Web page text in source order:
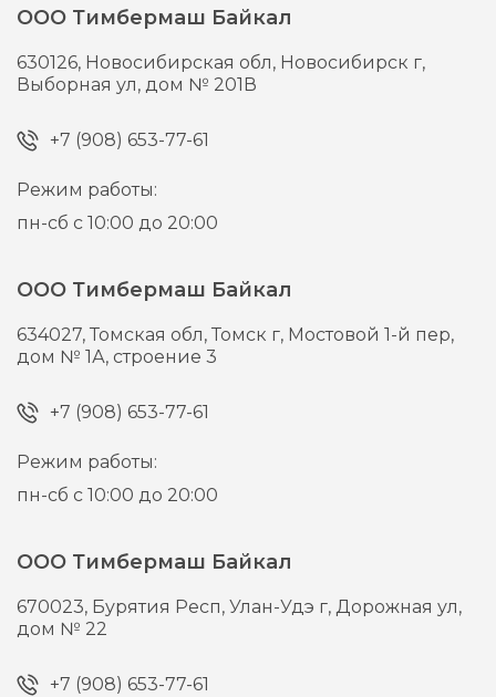
ООО Тимбермаш Байкал
630126, Новосибирская обл, Новосибирск г,
Выборная ул, дом № 201В
+7 (908) 653-77-61
Режим работы:
пн-сб с 10:00 до 20:00
ООО Тимбермаш Байкал
634027,Томская обл, Томск г, Мостовой 1-й пер,
дом № 1А, строение 3
+7 (908) 653-77-61
Режим работы:
пн-сб с 10:00 до 20:00
ООО Тимбермаш Байкал
670023, Бурятия Респ, Улан-Удэ г,Дорожная ул,
дом № 22
+7 (908) 653-77-61